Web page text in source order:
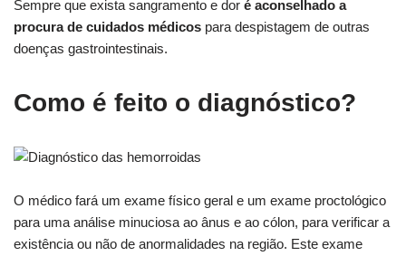
Sempre que exista sangramento e dor é aconselhado a
procura de cuidados médicos para despistagem de outras
doenças gastrointestinais.
Como é feito o diagnóstico?
O médico fará um exame físico geral e um exame proctológico
para uma análise minuciosa ao ânus e ao cólon, para verificar a
existência ou não de anormalidades na região. Este exame